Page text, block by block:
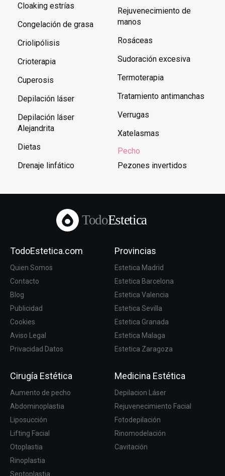
Cloaking estrías
Congelación de grasa
Criolipólisis
Crioterapia
Cuperosis
Depilación láser
Depilación láser
Alejandrita
Dietas
Drenaje linfático
Rejuvenecimiento de
manos
Rosáceas
Sudoración excesiva
Termoterapia
Tratamiento antimanchas
Verrugas
Xatelasmas
Pecho
Pezones invertidos
TodoEstetica
TodoEstetica.com
Quien Somos
Contacto
Blog
Publicidad
Cookies
Aviso Legal
Privacidad Datos
Provincias
Estetica Madrid
Estetica Barcelona
Estetica Valencia
Estetica Sevilla
Estetica Granada
Estetica Malaga
Estetica Zaragoza
Cirugía Estética
Aumento de pecho
Abdominoplastia
Liposucción
Lifting Facial
Otoplastia
Rinoplastia
Septoplastia
Medicina Estética
Depilacion Láser
Rejuvenecimiento Facial
Fotodepilación
Rinomodelación
Cavitación